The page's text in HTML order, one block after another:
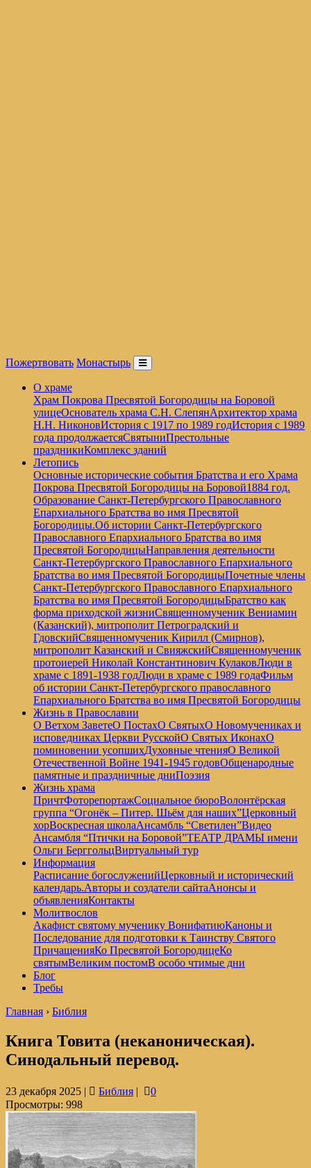
Пожертвовать Монастырь
О храме
Храм Покрова Пресвятой Богородицы на Боровой
улицеОснователь храма С.Н. СлепянАрхитектор храма
Н.Н. НиконовИстория с 1917 по 1989 годИстория с 1989
года продолжаетсяСвятыниПрестольные
праздникиКомплекс зданий
Летопись
Основные исторические события Братства и его Храма
Покрова Пресвятой Богородицы на Боровой1884 год.
Образование Санкт-Петербургского Православного
Епархиального Братства во имя Пресвятой
Богородицы.Об истории Санкт-Петербургского
Православного Епархиального Братства во имя
Пресвятой БогородицыНаправления деятельности
Санкт-Петербургского Православного Епархиального
Братства во имя Пресвятой БогородицыПочетные члены
Санкт-Петербургского Православного Епархиального
Братства во имя Пресвятой БогородицыБратство как
форма приходской жизниСвященномученик Вениамин
(Казанский), митрополит Петроградский и
ГдовскийСвященномученик Кирилл (Смирнов),
митрополит Казанский и СвияжскийСвященномученик
протоиерей Николай Константинович КулаковЛюди в
храме с 1891-1938 годЛюди в храме с 1989 годаФильм
об истории Санкт-Петербургского православного
Епархиального Братства во имя Пресвятой Богородицы
Жизнь в Православии
О Ветхом ЗаветеО ПостахО СвятыхО Новомучениках и
исповедниках Церкви РусскойО Святых ИконахО
поминовении усопшихДуховные чтенияО Великой
Отечественной Войне 1941-1945 годовОбщенародные
памятные и праздничные дниПоэзия
Жизнь храма
ПричтФоторепортажСоциальное бюроВолонтёрская
группа “Огонёк – Питер. Шьём для наших”Церковный
хорВоскресная школаАнсамбль “Светилен”Видео
Ансамбля “Птички на Боровой”ТЕАТР ДРАМЫ имени
Ольги БерггольцВиртуальный тур
Информация
Расписание богослуженийЦерковный и исторический
календарь.Авторы и создатели сайтаАнонсы и
объявленияКонтакты
Молитвослов
Акафист святому мученику ВонифатиюКаноны и
Последование для подготовки к Таинству Святого
ПричащенияКо Пресвятой БогородицеКо
святымВеликим постомВ особо чтимые дни
Блог
Требы
Главная › Библия
Книга Товита (неканоническая).
Синодальный перевод.
23 декабря 2025 | Библия |
0
Просмотры: 998